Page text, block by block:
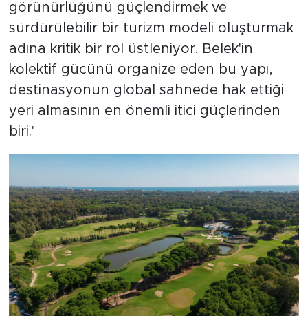
görünürlüğünü güçlendirmek ve
sürdürülebilir bir turizm modeli oluşturmak
adına kritik bir rol üstleniyor. Belek'in
kolektif gücünü organize eden bu yapı,
destinasyonun global sahnede hak ettiği
yeri almasının en önemli itici güçlerinden
biri.'